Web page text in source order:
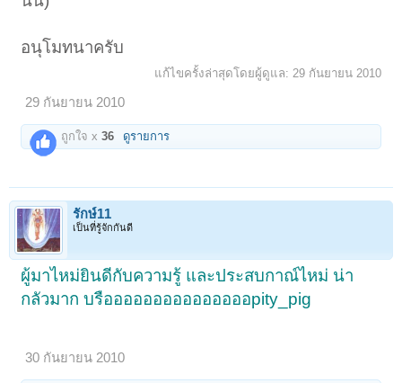
อนุโมทนาครับ
แก้ไขครั้งล่าสุดโดยผู้ดูแล: 29 กันยายน 2010
29 กันยายน 2010
ถูกใจ x36 ดูรายการ
รักษ์11
เป็นที่รู้จักกันดี
ผู้มาไหม่ยินดีกับความรู้ และประสบกาณ์ไหม่ น่า
กลัวมาก บรือออออออออออออออpity_pig
30 กันยายน 2010